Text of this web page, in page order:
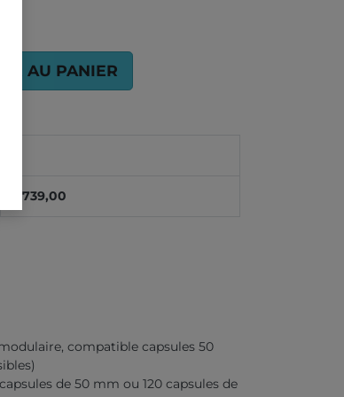
AU PANIER
2 739,00
compatible capsules 50
de 50 mm ou 120 capsules de